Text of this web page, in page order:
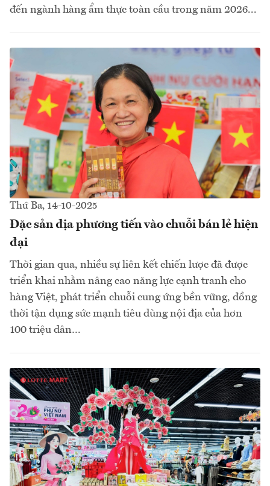
đến ngành hàng ẩm thực toàn cầu trong năm 2026...
Thứ Ba, 14-10-2025
Đặc sản địa phương tiến vào chuỗi bán lẻ hiện
đại
Thời gian qua, nhiều sự liên kết chiến lược đã được
triển khai nhằm nâng cao năng lực cạnh tranh cho
hàng Việt, phát triển chuỗi cung ứng bền vững, đồng
thời tận dụng sức mạnh tiêu dùng nội địa của hơn
100 triệu dân…